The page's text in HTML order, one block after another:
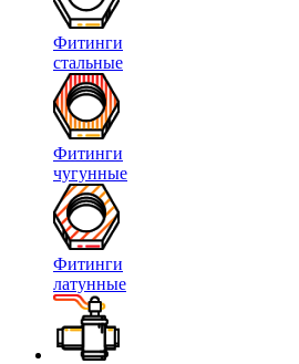
Фитинги
стальные
Фитинги
чугунные
Фитинги
латунные